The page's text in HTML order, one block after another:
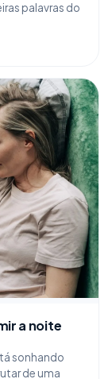
palavras do
a noite
sonhando
de uma